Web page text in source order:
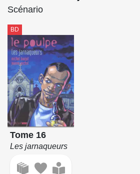
Scénario
BD
Tome 16
Les jarnaqueurs